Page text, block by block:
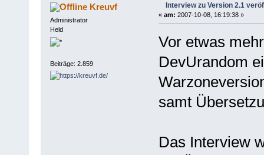
Kreuvf
Administrator
Held
Beiträge: 2.859
Interview zu Version 2.1
« am: 2007-10-08, 16:19:38 »
Vor etwas
DevUrandom
samt
Das Interview